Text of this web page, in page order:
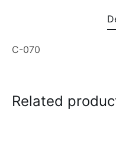
C-070
Related